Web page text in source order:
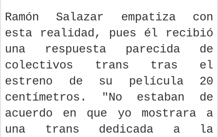
Ramón Salazar empatiza con
esta realidad, pues él recibió
una respuesta parecida de
colectivos trans tras el
estreno de su película 20
centímetros. "No estaban de
acuerdo en que yo mostrara a
una trans dedicada a la